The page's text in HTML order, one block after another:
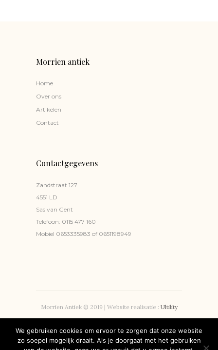
Morrien antiek
Home
Over ons
Artikelen
Contact
Contactgegevens
Zandstraat 127
4551 LD
Sas van Gent
Telefoon: 0115 477 160
Mobiel 0653335983 of 0651198949
Morrien Antiek © 2019 | Website realisatie : Ultility
Privacyverklaring
Volg ons!
We gebruiken cookies om ervoor te zorgen dat onze website
zo soepel mogelijk draait. Als je doorgaat met het gebruiken